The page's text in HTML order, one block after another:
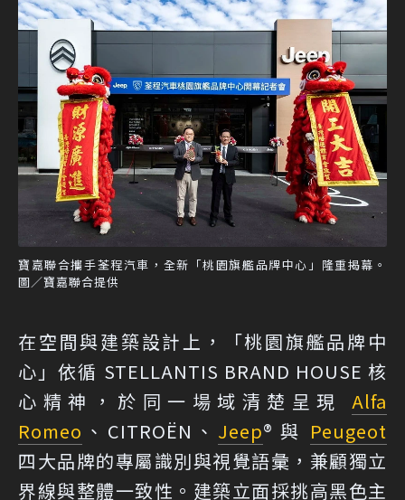
寶嘉聯合攜手荃程汽車，全新「桃園旗艦品牌中心」隆重揭幕。
圖／寶嘉聯合提供
在空間與建築設計上，「桃園旗艦品牌中
心」依循 STELLANTIS BRAND HOUSE 核
心精神，於同一場域清楚呈現 Alfa
Romeo 、CITROËN、 Jeep® 與 Peugeot
四大品牌的專屬識別與視覺語彙，兼顧獨立
界線與整體一致性。建築立面採挑高黑色主